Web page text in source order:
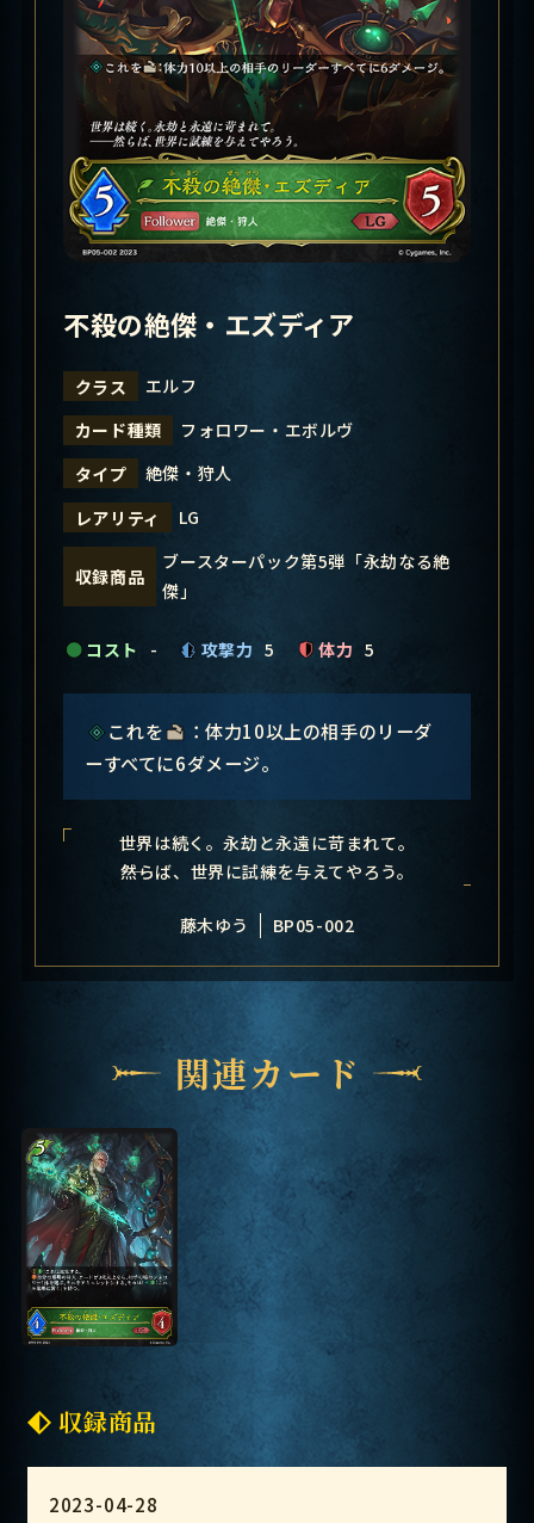
不殺の絶傑・エズディア
クラス
エルフ
カード種類
フォロワー・エボルヴ
タイプ
絶傑・狩人
レアリティ
LG
収録商品
ブースターパック第5弾「永劫なる絶
傑」
コスト - 攻撃力 5 体力 5
これを
：体力10以上の相手のリーダ
ーすべてに6ダメージ。
世界は続く。永劫と永遠に苛まれて。
――然らば、世界に試練を与えてやろう。
藤木ゆう BP05-002
関連カード
収録商品
2023-04-28